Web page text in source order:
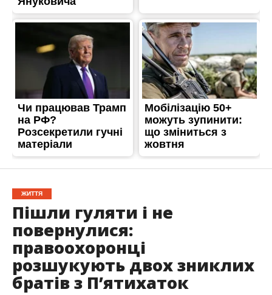
ЖИТТЯ
Пішли гуляти і не
повернулися:
правоохоронці
розшукують двох зниклих
братів з П’ятихаток